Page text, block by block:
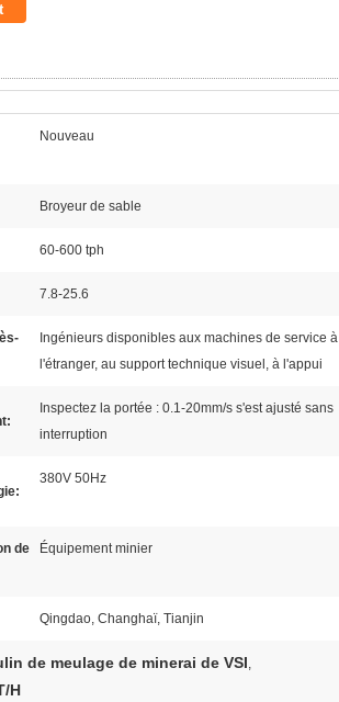
Nouveau
Broyeur de sable
60-600 tph
7.8-25.6
Ingénieurs disponibles aux machines de service à
l'étranger, au support technique visuel, à l'appui
Inspectez la portée : 0.1-20mm/s s'est ajusté sans
interruption
380V 50Hz
de
Équipement minier
Qingdao, Changhaï, Tianjin
de meulage de minerai de VSI,
H